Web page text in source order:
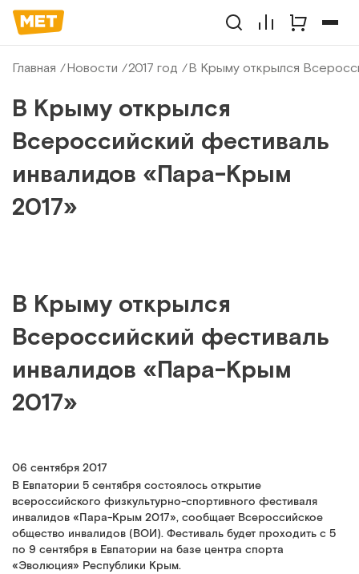
Главная Новости 2017 год В Крыму открылся
В Крыму открылся
Всероссийский фестиваль
инвалидов «Пара-Крым
2017»
В Крыму открылся
Всероссийский фестиваль
инвалидов «Пара-Крым
2017»
06 сентября 2017
В Евпатории 5 сентября состоялось открытие
всероссийского физкультурно-спортивного фестиваля
инвалидов «Пара-Крым 2017», сообщает Всероссийское
общество инвалидов (ВОИ). Фестиваль будет проходить с 5
по 9 сентября в Евпатории на базе центра спорта
«Эволюция» Республики Крым.